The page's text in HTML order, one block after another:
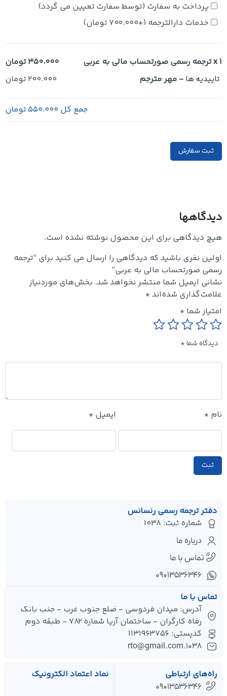
پرداخت به سفارت (توسط سفارت تعیین می گردد)
خدمات دارالترجمه(+
700.000تومان)
x 1 ترجمه رسمی صورتحساب مالی به عربی 350.000 تومان
تاییدیه ها-مهر مترجم 200.000 تومان
جمع کل550.000 تومان
ثبت سفارش
دیدگاهها
هیچ دیدگاهی برای این محصول نوشته نشده است.
اولین نفری باشید که دیدگاهی را ارسال می کنید برای “ترجمه
رسمی صورتحساب مالی به عربی”
نشانی ایمیل شما منتشر نخواهد شد. بخش‌های موردنیاز
علامت‌گذاری شده‌اند*
امتیاز شما*
دیدگاه شما*
نام* ایمیل*
دفتر ترجمه رسمی رنسانس
شماره ثبت: 1038
درباره ما
تماس با ما
۰۹۰۱۳۵۳۶۳۴۶
تماس با ما
آدرس: میدان فردوسی - ضلع جنوب غرب - جنب بانک
رفاه کارگران - ساختمان آریا شماره 782 - طبقه دوم
کدپستی: 1131963756
1038.rto@gmail.com
راه‌های ارتباطی
09013536346
نماد اعتماد الکترونیک